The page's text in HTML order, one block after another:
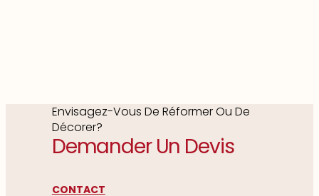
Envisagez-Vous De Réformer Ou De
Décorer?
Demander Un Devis
CONTACT